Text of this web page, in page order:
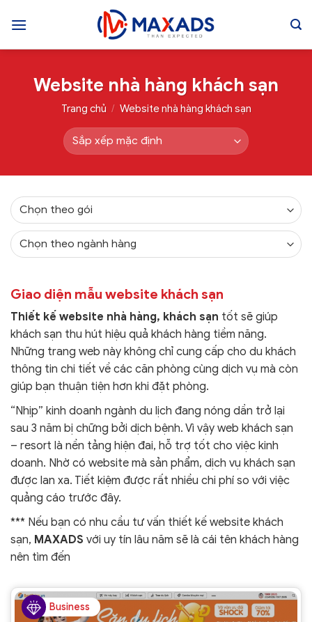
Website nhà hàng khách sạn
Trang chủ / Website nhà hàng khách sạn
Giao diện mẫu website khách sạn
Thiết kế website nhà hàng, khách sạn tốt sẽ giúp
khách sạn thu hút hiệu quả khách hàng tiềm năng.
Những trang web này không chỉ cung cấp cho du khách
thông tin chi tiết về các căn phòng cùng dịch vụ mà còn
giúp bạn thuận tiện hơn khi đặt phòng.
“Nhịp” kinh doanh ngành du lịch đang nóng dần trở lại
sau 3 năm bị chững bởi dịch bệnh. Vì vậy web khách sạn
– resort là nền tảng hiện đai, hỗ trợ tốt cho việc kinh
doanh. Nhờ có website mà sản phẩm, dịch vụ khách sạn
được lan xa. Tiết kiệm được rất nhiều chi phí so với việc
quảng cáo trước đây.
*** Nếu bạn có nhu cầu tư vấn thiết kế website khách
sạn, MAXADS với uy tín lâu năm sẽ là cái tên khách hàng
nên tìm đến
Business